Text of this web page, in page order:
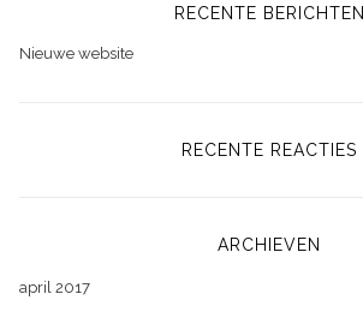
RECENTE BERICHTEN
Nieuwe website
RECENTE REACTIES
ARCHIEVEN
april 2017